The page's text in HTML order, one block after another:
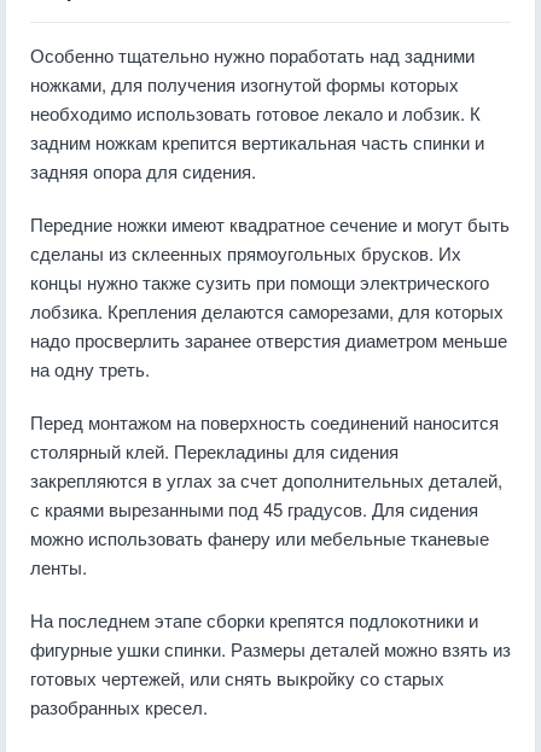
Особенно тщательно нужно поработать над задними
ножками, для получения изогнутой формы которых
необходимо использовать готовое лекало и лобзик. К
задним ножкам крепится вертикальная часть спинки и
задняя опора для сидения.
Передние ножки имеют квадратное сечение и могут быть
сделаны из склеенных прямоугольных брусков. Их
концы нужно также сузить при помощи электрического
лобзика. Крепления делаются саморезами, для которых
надо просверлить заранее отверстия диаметром меньше
на одну треть.
Перед монтажом на поверхность соединений наносится
столярный клей. Перекладины для сидения
закрепляются в углах за счет дополнительных деталей,
с краями вырезанными под 45 градусов. Для сидения
можно использовать фанеру или мебельные тканевые
ленты.
На последнем этапе сборки крепятся подлокотники и
фигурные ушки спинки. Размеры деталей можно взять из
готовых чертежей, или снять выкройку со старых
разобранных кресел.